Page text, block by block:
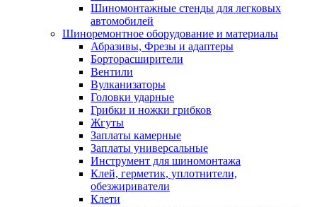
Шиномонтажные стенды для легковых
автомобилей
Шиноремонтное оборудование и материалы
Абразивы, Фрезы и адаптеры
Борторасширители
Вентили
Вулканизаторы
Головки ударные
Грибки и ножки грибков
Жгуты
Заплаты камерные
Заплаты универсальные
Инструмент для шиномонтажа
Клей, герметик, уплотнители,
обезжириватели
Клети